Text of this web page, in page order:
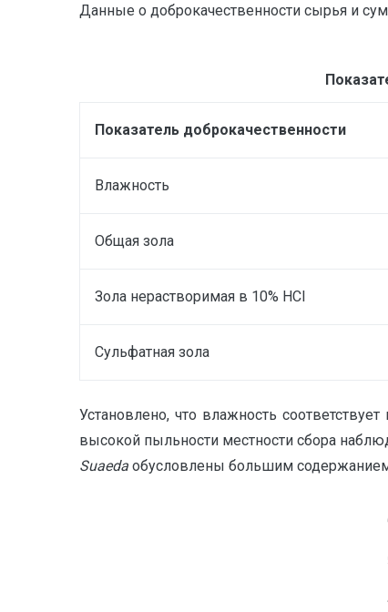
Данные о доброкачественности сырья и
Показатель доброкачественности
Влажность
Общая зола
Зола нерастворимая в 10% HCl
Сульфатная зола
Установлено, что влажность
высокой пыльности местности сбора
Suaeda обусловлены большим содержанием